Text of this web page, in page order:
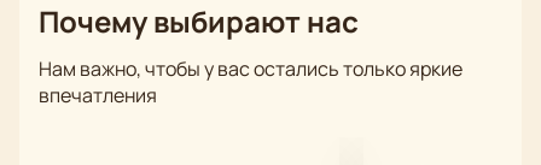
В постановке участвуют ведущие актеры Малого
атмосферу и дух времени. Их мастерство
неоднократно отмечалось на всероссийских
Почему выбирают нас
Нам важно, чтобы у вас остались только яркие
впечатления